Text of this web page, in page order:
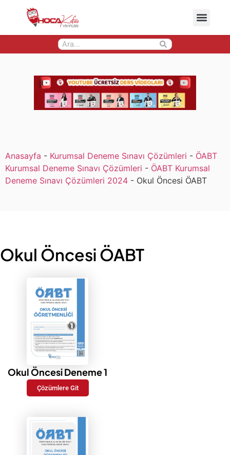
Anasayfa - Kurumsal Deneme Sınavı Çözümleri - ÖABT
Kurumsal Deneme Sınavı Çözümleri - ÖABT Kurumsal
Deneme Sınavı Çözümleri 2024 - Okul Öncesi ÖABT
Okul Öncesi ÖABT
Okul Öncesi Deneme 1
Çözümlere Git